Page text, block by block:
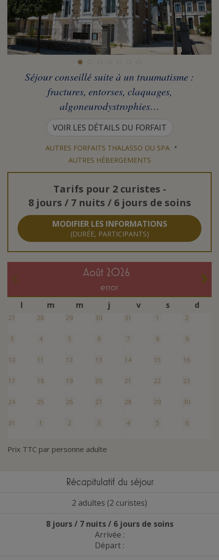
Séjour conseillé suite à un traumatisme :
fractures, entorses, claquages,
algoneurodystrophies…
VOIR LES DÉTAILS DU FORFAIT
AUTRES FORFAITS THALASSO OU SPA •
AUTRES HÉBERGEMENTS
Tarifs pour 2 curistes -
8 jours / 7 nuits / 6 jours de soins
MODIFIER LES INFORMATIONS
(DURÉE, PARTICIPANTS)
août 2026
error
l m m j v s d
27 28 29 30 31 1 2
3 4 5 6 7 8 9
10 11 12 13 14 15 16
17 18 19 20 21 22 23
24 25 26 27 28 29 30
31 1 2 3 4 5 6
Prix TTC par personne adulte
Récapitulatif du séjour
2 adultes (2 curistes)
8 jours / 7 nuits / 6 jours de soins
Arrivée :
Départ :